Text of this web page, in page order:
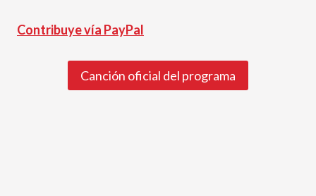
Contribuye vía PayPal
Canción oficial del programa